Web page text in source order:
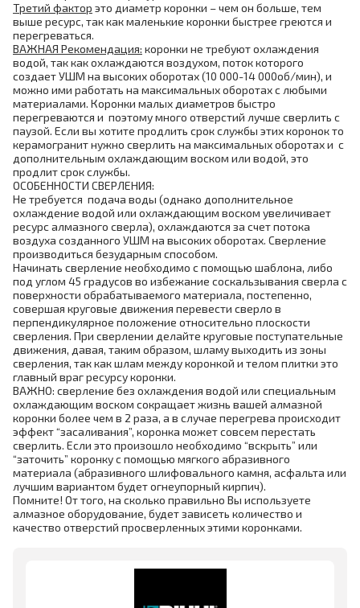
Третий фактор это диаметр коронки – чем он больше, тем
выше ресурс, так как маленькие коронки быстрее греются и
перегреваться.
ВАЖНАЯ Рекомендация: коронки не требуют охлаждения
водой, так как охлаждаются воздухом, поток которого
создает УШМ на высоких оборотах (10 000-14 000об/мин), и
можно ими работать на максимальных оборотах с любыми
материалами. Коронки малых диаметров быстро
перегреваются и поэтому много отверстий лучше сверлить с
паузой. Если вы хотите продлить срок службы этих коронок то
керамогранит нужно сверлить на максимальных оборотах и с
дополнительным охлаждающим воском или водой, это
продлит срок службы.
ОСОБЕННОСТИ СВЕРЛЕНИЯ:
Не требуется подача воды (однако дополнительное
охлаждение водой или охлаждающим воском увеличивает
ресурс алмазного сверла), охлаждаются за счет потока
воздуха созданного УШМ на высоких оборотах. Сверление
производиться безударным способом.
Начинать сверление необходимо с помощью шаблона, либо
под углом 45 градусов во избежание соскальзывания сверла с
поверхности обрабатываемого материала, постепенно,
совершая круговые движения перевести сверло в
перпендикулярное положение относительно плоскости
сверления. При сверлении делайте круговые поступательные
движения, давая, таким образом, шламу выходить из зоны
сверления, так как шлам между коронкой и телом плитки это
главный враг ресурсу коронки.
ВАЖНО: сверление без охлаждения водой или специальным
охлаждающим воском сокращает жизнь вашей алмазной
коронки более чем в 2 раза, а в случае перегрева происходит
эффект “засаливания”, коронка может совсем перестать
сверлить. Если это произошло необходимо “вскрыть” или
“заточить” коронку с помощью мягкого абразивного
материала (абразивного шлифовального камня, асфальта или
лучшим вариантом будет огнеупорный кирпич).
Помните! От того, на сколько правильно Вы используете
алмазное оборудование, будет зависеть количество и
качество отверстий просверленных этими коронками.